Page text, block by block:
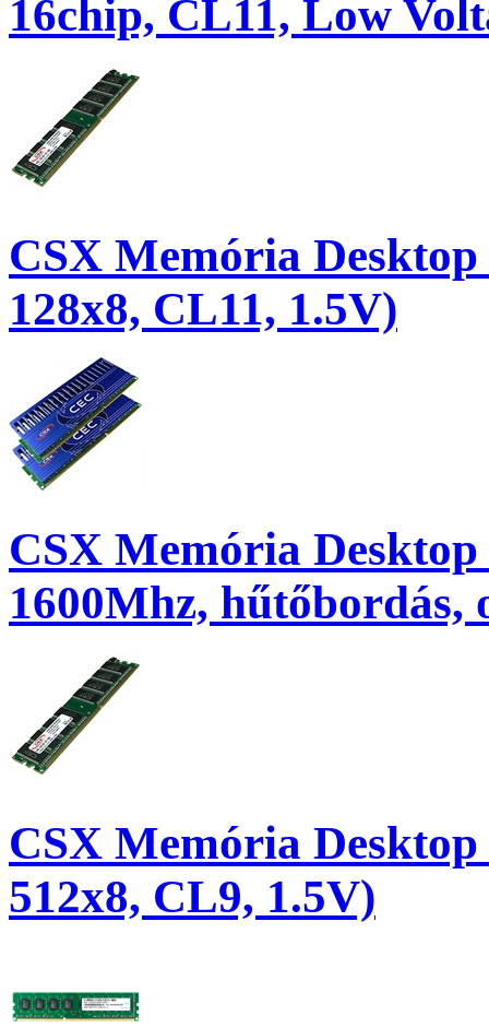
16chip, CL11, Low
CSX Memória
128x8, CL11, 1.5V)
CSX Memória
1600Mhz, hűtőbordás,
CSX Memória
512x8, CL9, 1.5V)